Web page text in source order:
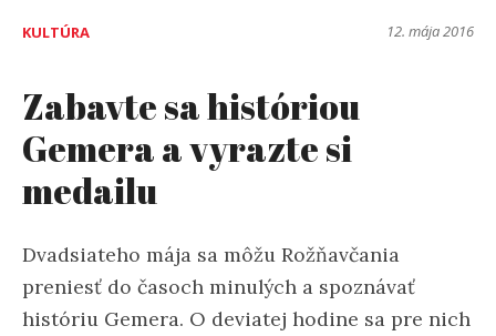
KULTÚRA 12. mája 2016
Zabavte sa históriou
Gemera a vyrazte si
medailu
Dvadsiateho mája sa môžu Rožňavčania
preniesť do časoch minulých a spoznávať
históriu Gemera. O deviatej hodine sa pre nich